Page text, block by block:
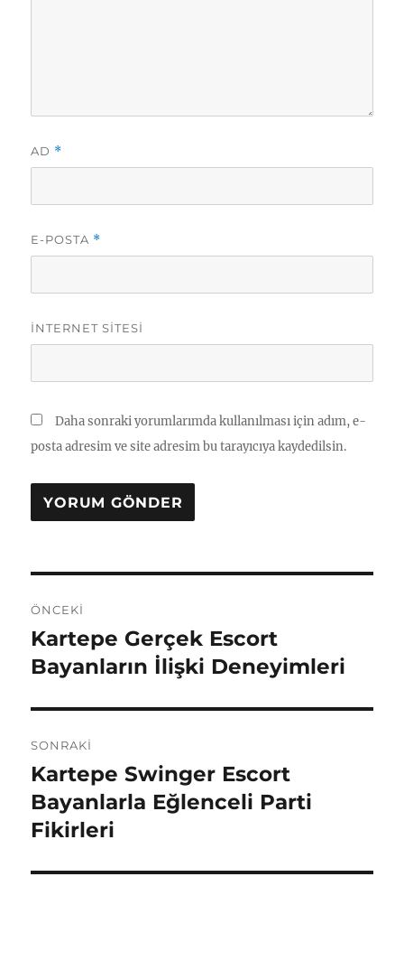
AD *
E-POSTA *
İNTERNET SITESI
Daha sonraki yorumlarımda kullanılması için adım, e-
posta adresim ve site adresim bu tarayıcıya kaydedilsin.
gezinmesi
ÖNCEKI
Önceki
yazı:
Kartepe Gerçek Escort
Bayanların İlişki Deneyimleri
SONRAKI
Sonraki
yazı:
Kartepe Swinger Escort
Bayanlarla Eğlenceli Parti
Fikirleri